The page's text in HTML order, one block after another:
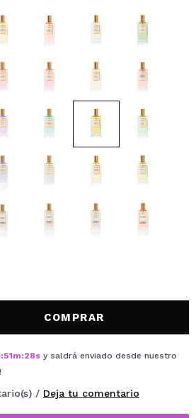
COMPRAR
:51m:28s y saldrá enviado desde nuestro
!
/ Deja tu comentario